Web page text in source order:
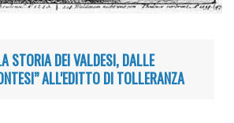
STORIA DEI VALDESI, DALLE
ALL'EDITTO DI TOLLERANZA